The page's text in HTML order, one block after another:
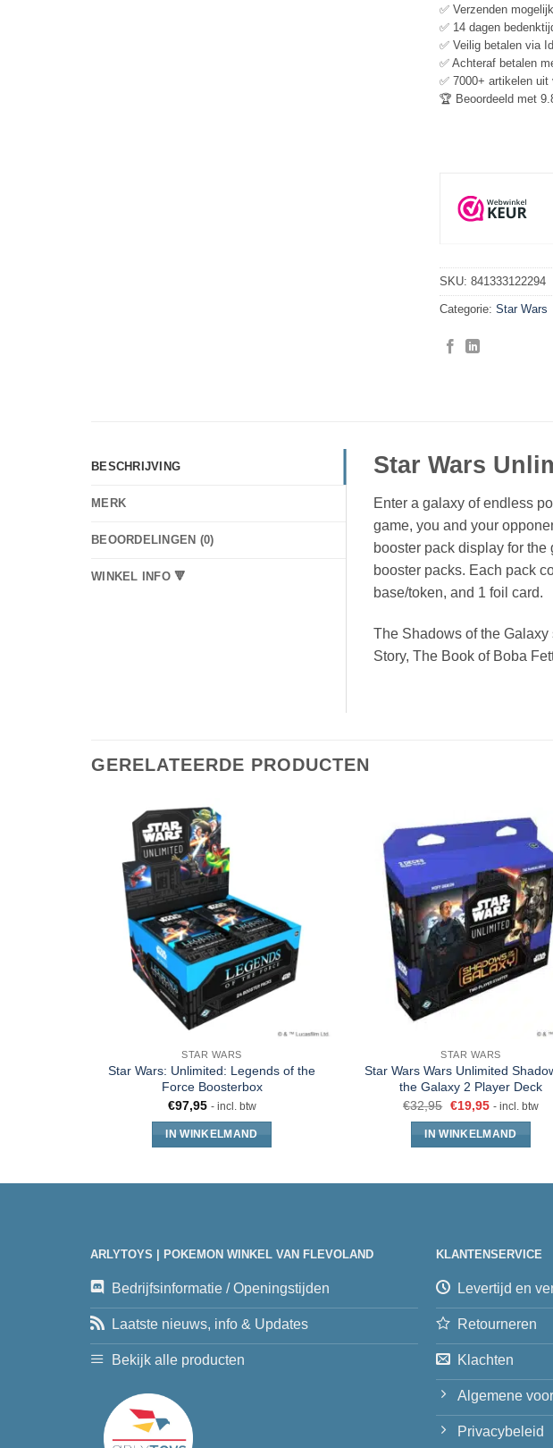
✅ Verzenden
✅ 14 dagen
✅ Veilig betalen via
✅ Achteraf betalen
✅ 7000+ artikelen uit
🏆 Beoordeeld met
SKU: 841333122294
Categorie: Star Wars
BESCHRIJVING
MERK
BEOORDELINGEN (0)
WINKEL INFO 🔻
Star Wars
Enter a galaxy of endless
game, you and your
booster pack display for the
booster packs. Each pack
base/token, and 1 foil card.
The Shadows of the
Story, The Book of Boba
GERELATEERDE PRODUCTEN
STAR WARS
Star Wars: Unlimited: Legends of the
Force Boosterbox
€97,95 - incl. btw
IN WINKELMAND
STAR WARS
Star Wars Wars Unlimited
the Galaxy 2 Player Deck
€32,95 €19,95 - incl. btw
IN WINKELMAND
ARLYTOYS | POKEMON WINKEL VAN FLEVOLAND
Bedrijfsinformatie / Openingstijden
Laatste nieuws, info & Updates
Bekijk alle producten
KLANTENSERVICE
Levertijd en
Retourneren
Klachten
Algemene
Privacybeleid